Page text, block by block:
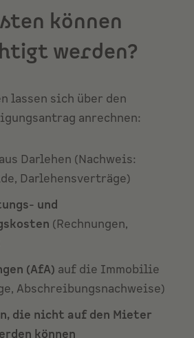
können
werden?
lassen sich über den
anrechnen:
aus Darlehen (Nachweis:
Darlehensverträge)
und
(Rechnungen,
(AfA) auf die Immobilie
Abschreibungsnachweise)
die nicht auf den Mieter
können